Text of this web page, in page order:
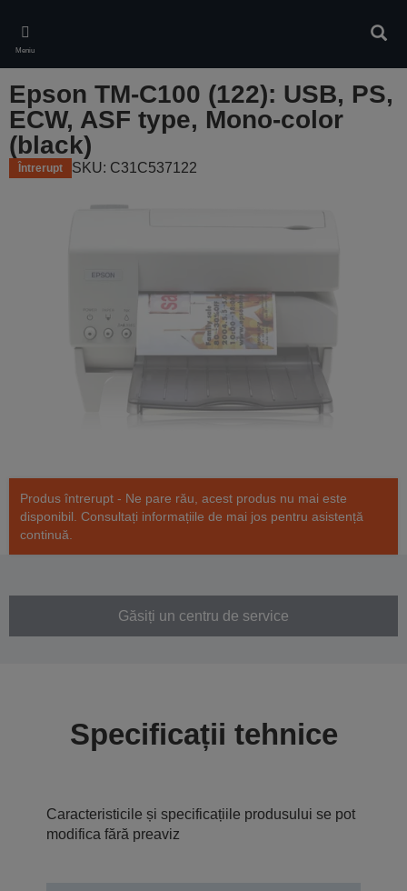
main
content
Meniu
Epson TM-C100 (122): USB, PS,
ECW, ASF type, Mono-color
(black)
Întrerupt SKU: C31C537122
Produs întrerupt - Ne pare rău, acest produs nu mai este
disponibil. Consultați informațiile de mai jos pentru asistență
continuă.
Găsiți un centru de service
Specificații tehnice
Caracteristicile și specificațiile produsului se pot
modifica fără preaviz